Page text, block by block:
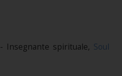
- Insegnante spirituale, Soul